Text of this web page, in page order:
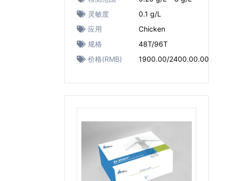
灵敏度
0.1 g/L
应用
Chicken
规格
48T/96T
价格(RMB)
1900.00/2400.00.00